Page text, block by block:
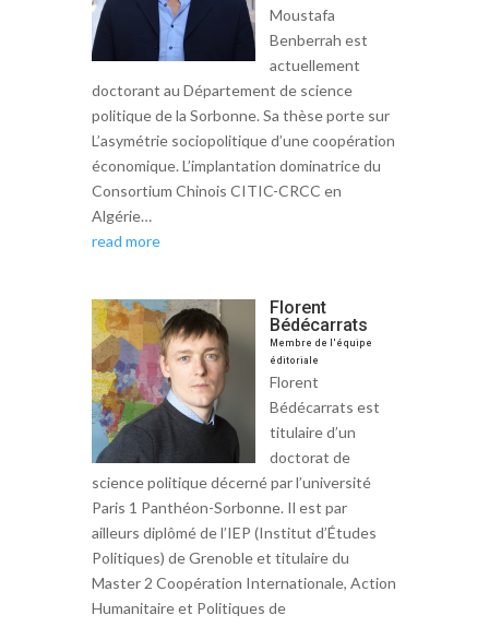
Moustafa
Benberrah est
actuellement
doctorant au Département de science
politique de la Sorbonne. Sa thèse porte sur
L’asymétrie sociopolitique d’une coopération
économique. L’implantation dominatrice du
Consortium Chinois CITIC-CRCC en
Algérie…
read more
Florent
Bédécarrats
Membre de l'équipe
éditoriale
Florent
Bédécarrats est
titulaire d’un
doctorat de
science politique décerné par l’université
Paris 1 Panthéon-Sorbonne. Il est par
ailleurs diplômé de l’IEP (Institut d’Études
Politiques) de Grenoble et titulaire du
Master 2 Coopération Internationale, Action
Humanitaire et Politiques de